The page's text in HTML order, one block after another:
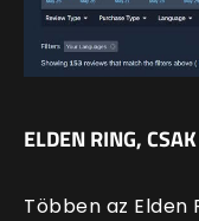
ELDEN RING,
Többen az